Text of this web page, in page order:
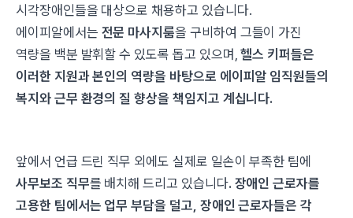
시각장애인들을 대상으로 채용하고 있습니다.
에이피알에서는 전문 마사지룸을 구비하여 그들이 가진
역량을 백분 발휘할 수 있도록 돕고 있으며,헬스 키퍼들은
이러한 지원과 본인의 역량을 바탕으로 에이피알 임직원들의
복지와 근무 환경의 질 향상을 책임지고 계십니다.
앞에서 언급 드린 직무 외에도 실제로 일손이 부족한 팀에
사무보조 직무를 배치해 드리고 있습니다. 장애인 근로자를
고용한 팀에서는 업무 부담을 덜고, 장애인 근로자들은 각